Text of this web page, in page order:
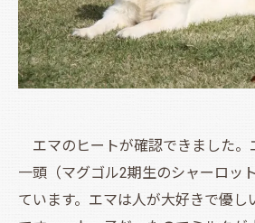
エマのヒートが確認できました。
一頭（マグゴル2期生のシャーロッ
ています。エマは人が大好きで優し